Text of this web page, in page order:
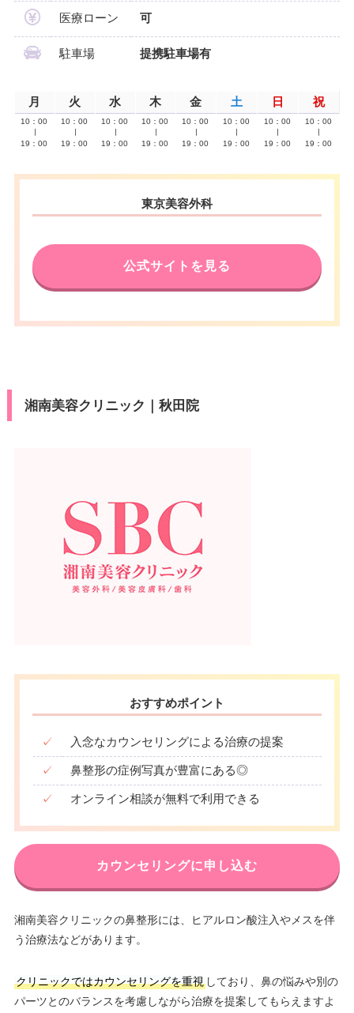
医療ローン 可
駐車場 提携駐車場有
月 火 水 木 金 土 日 祝
10：00
19：00
10：00
19：00
10：00
19：00
10：00
19：00
10：00
19：00
10：00
19：00
10：00
19：00
10：00
19：00
東京美容外科
公式サイトを見る
湘南美容クリニック｜秋田院
おすすめポイント
✓ 入念なカウンセリングによる治療の提案
✓ 鼻整形の症例写真が豊富にある◎
✓ オンライン相談が無料で利用できる
カウンセリングに申し込む
湘南美容クリニックの鼻整形には、ヒアルロン酸注入やメスを伴
う治療法などがあります。
クリニックではカウンセリングを重視しており、鼻の悩みや別の
パーツとのバランスを考慮しながら治療を提案してもらえますよ